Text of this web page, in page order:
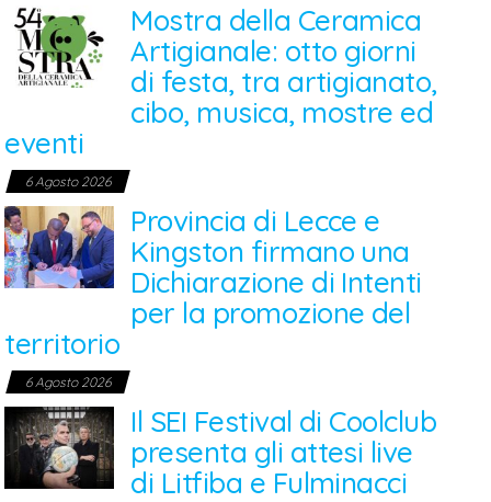
Mostra della Ceramica
Artigianale: otto giorni
di festa, tra artigianato,
cibo, musica, mostre ed
eventi
6 Agosto 2026
Provincia di Lecce e
Kingston firmano una
Dichiarazione di Intenti
per la promozione del
territorio
6 Agosto 2026
Il SEI Festival di Coolclub
presenta gli attesi live
di Litfiba e Fulminacci